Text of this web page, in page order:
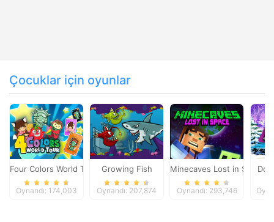
Çocuklar için oyunlar
Four Colors World Tour
Oynandı: 174,003
Growing Fish
Oynandı: 207,874
Minecaves Lost in Space
Oynandı: 293,746